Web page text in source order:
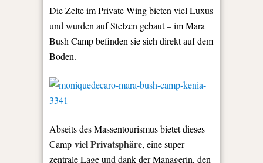
Die Zelte im Private Wing bieten viel Luxus
und wurden auf Stelzen gebaut – im Mara
Bush Camp befinden sie sich direkt auf dem
Boden.
Abseits des Massentourismus bietet dieses
Camp viel Privatsphäre, eine super
zentrale Lage und dank der Managerin, den